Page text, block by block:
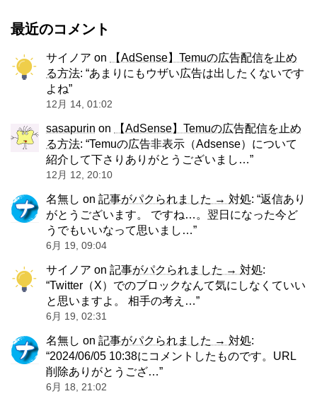
最近のコメント
サイノア on
【AdSense】Temuの広告配信を止め
る方法: “あまりにもウザい広告は出したくないです
よね”
12月 14, 01:02
sasapurin on
【AdSense】Temuの広告配信を止め
る方法: “Temuの広告非表示（Adsense）について
紹介して下さりありがとうございまし…”
12月 12, 20:10
名無し on 記事がパクられました → 対処: “返信あり
がとうございます。 ですね…。翌日になった今ど
うでもいいなって思いまし…”
6月 19, 09:04
サイノア on 記事がパクられました → 対処:
“Twitter（X）でのブロックなんて気にしなくていい
と思いますよ。 相手の考え…”
6月 19, 02:31
名無し on 記事がパクられました → 対処:
“2024/06/05 10:38にコメントしたものです。URL
削除ありがとうござ… ”
6月 18, 21:02